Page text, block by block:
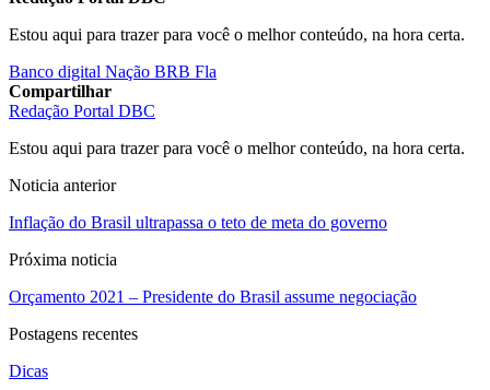
Estou aqui para trazer para você o melhor conteúdo, na hora certa.
Banco digital Nação BRB Fla
Compartilhar
Redação Portal DBC
Estou aqui para trazer para você o melhor conteúdo, na hora certa.
Noticia anterior
Inflação do Brasil ultrapassa o teto de meta do governo
Próxima noticia
Orçamento 2021 – Presidente do Brasil assume negociação
Postagens recentes
Dicas